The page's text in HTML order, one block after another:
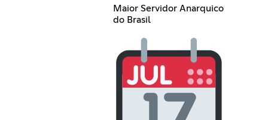
Maior Servidor Anarquico
do Brasil